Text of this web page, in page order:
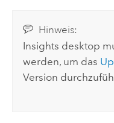
Hinweis:
Insights desktop
werden, um das
Version